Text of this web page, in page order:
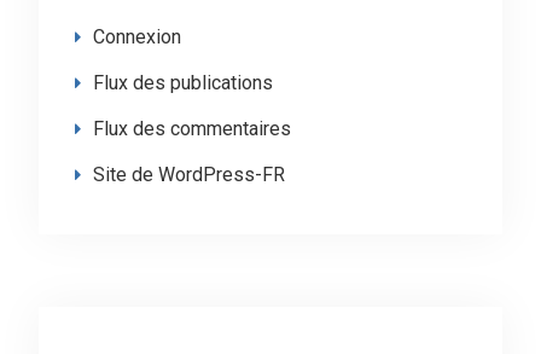
Connexion
Flux des publications
Flux des commentaires
Site de WordPress-FR